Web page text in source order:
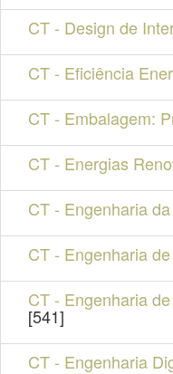
CT - Design de
CT - Eficiência
CT - Embalagem:
CT - Energias
CT - Engenharia
CT - Engenharia
CT - Engenharia
[541]
CT - Engenharia